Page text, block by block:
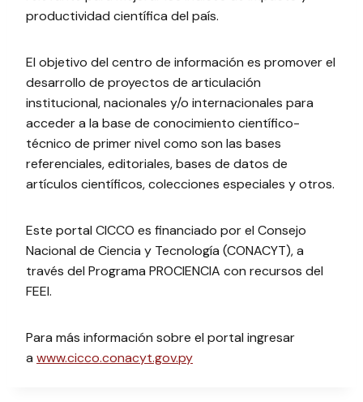
productividad científica del país.
El objetivo del centro de información es promover el
desarrollo de proyectos de articulación
institucional, nacionales y/o internacionales para
acceder a la base de conocimiento científico-
técnico de primer nivel como son las bases
referenciales, editoriales, bases de datos de
artículos científicos, colecciones especiales y otros.
Este portal CICCO es financiado por el Consejo
Nacional de Ciencia y Tecnología (CONACYT), a
través del Programa PROCIENCIA con recursos del
FEEI.
Para más información sobre el portal ingresar
a www.cicco.conacyt.gov.py